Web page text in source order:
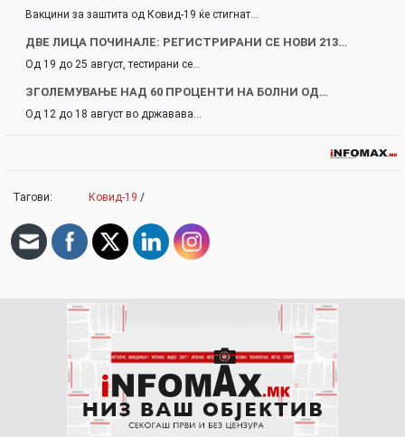
Вакцини за заштита од Ковид-19 ќе стигнат…
ДВЕ ЛИЦА ПОЧИНАЛЕ: РЕГИСТРИРАНИ СЕ НОВИ 213…
Од 19 до 25 август, тестирани се…
ЗГОЛЕМУВАЊЕ НАД 60 ПРОЦЕНТИ НА БОЛНИ ОД…
Од 12 до 18 август во државава…
Тагови: Ковид-19 /